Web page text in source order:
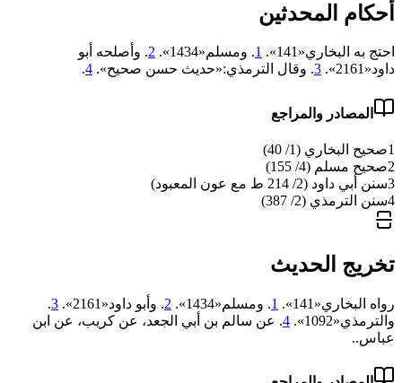
أحكام المحدثين
احتج به البخاري«141». 1. ومسلم«1434». 2. وأصلحه أبو
داود«2161».
3. وقال الترمذي:«حديث حسن صحيح». 4
.
المصادر والمراجع
1صحيح البخاري (1/ 40)
2صحيح مسلم (4/ 155)
3سنن أبي داود (2/ 214 ط مع عون المعبود)
4سنن الترمذي (2/ 387)
تخريج الحديث
رواه البخاري«141». 1. ومسلم«1434». 2. وأبو داود«2161». 3
.
والترمذي«1092».
4. عن ‌سالم بن أبي الجعد، عن ‌كريب، عن ‌ابن
عباس..